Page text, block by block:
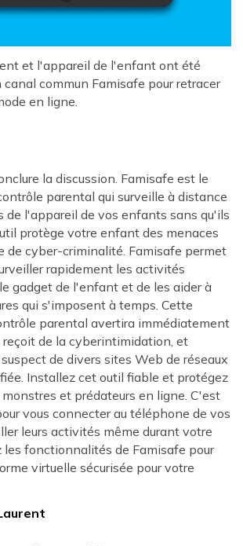
et l'appareil de l'enfant ont été
commun Famisafe pour retracer
en ligne.
la discussion. Famisafe est le
parental qui surveille à distance
de l'appareil de vos enfants sans qu'ils
protège votre enfant des menaces
de cyber-criminalité. Famisafe permet
rapidement les activités
gadget de l'enfant et de les aider à
qui s'imposent à temps. Cette
parental avertira immédiatement
de la cyberintimidation, et
de divers sites Web de réseaux
Installez cet outil fiable et protégez
et prédateurs en ligne. C'est
vous connecter au téléphone de vos
leurs activités même durant votre
les fonctionnalités de Famisafe pour
virtuelle sécurisée pour votre